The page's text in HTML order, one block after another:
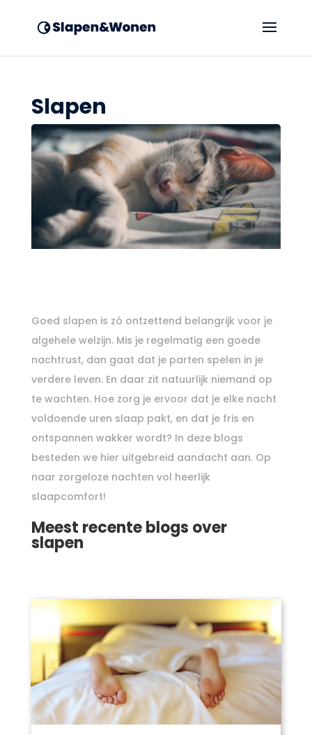
Slapen
Goed slapen is zó ontzettend belangrijk voor je
algehele welzijn. Mis je regelmatig een goede
nachtrust, dan gaat dat je parten spelen in je
verdere leven. En daar zit natuurlijk niemand op
te wachten. Hoe zorg je ervoor dat je elke nacht
voldoende uren slaap pakt, en dat je fris en
ontspannen wakker wordt? In deze blogs
besteden we hier uitgebreid aandacht aan. Op
naar zorgeloze nachten vol heerlijk
slaapcomfort!
Meest recente blogs over
slapen